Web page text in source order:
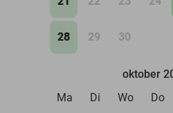
28 29 30
oktober
Ma
Di Wo Do